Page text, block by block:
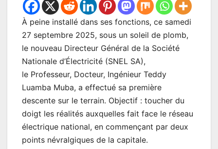
À peine installé dans ses fonctions, ce samedi
27 septembre 2025, sous un soleil de plomb,
le nouveau Directeur Général de la Société
Nationale d’Électricité (SNEL SA),
le Professeur, Docteur, Ingénieur Teddy
Luamba Muba, a effectué sa première
descente sur le terrain. Objectif : toucher du
doigt les réalités auxquelles fait face le réseau
électrique national, en commençant par deux
points névralgiques de la capitale.